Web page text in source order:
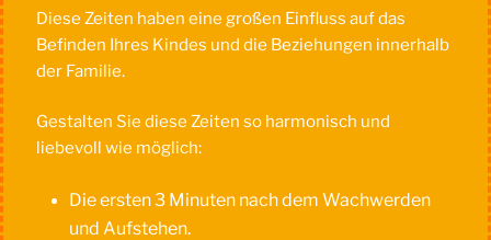
Diese Zeiten haben eine großen Einfluss auf das
Befinden Ihres Kindes und die Beziehungen innerhalb
der Familie.
Gestalten Sie diese Zeiten so harmonisch und
liebevoll wie möglich:
Die ersten 3 Minuten nach dem Wachwerden
und Aufstehen.